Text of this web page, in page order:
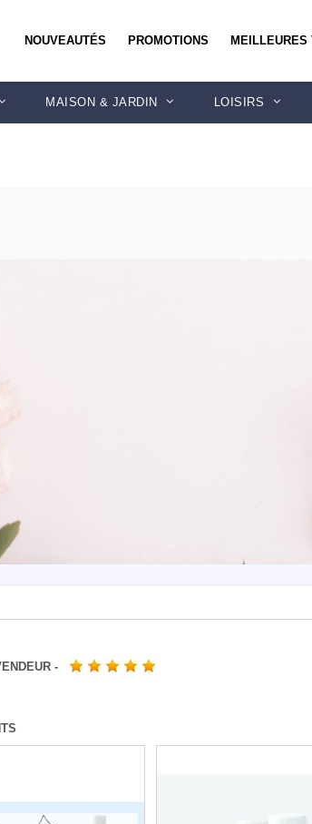
NOUVEAUTÉS PROMOTIONS MEILLEURES
MAISON & JARDIN LOISIRS
-